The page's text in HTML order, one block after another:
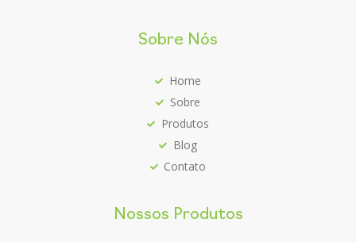
Sobre Nós
Home
Sobre
Produtos
Blog
Contato
Nossos Produtos